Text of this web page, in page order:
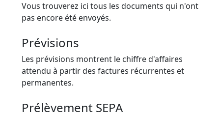
Vous trouverez ici tous les documents qui n'ont
pas encore été envoyés.
Prévisions
Les prévisions montrent le chiffre d'affaires
attendu à partir des factures récurrentes et
permanentes.
Prélèvement SEPA